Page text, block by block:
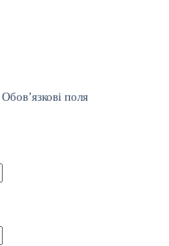
Обов’язкові поля